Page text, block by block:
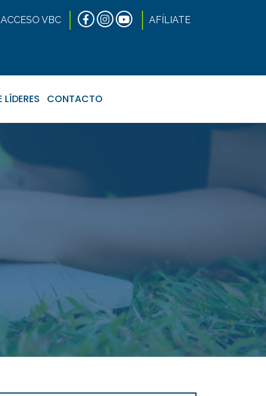
VBC AFÍLIATE
LÍDERES CONTACTO